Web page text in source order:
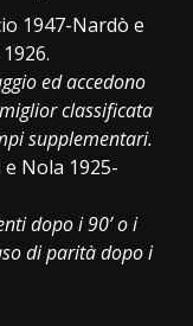
1947-Nardò e
ed accedono
classificata
supplementari.
e Nola 1925-
dopo i 90’ o i
di parità dopo i